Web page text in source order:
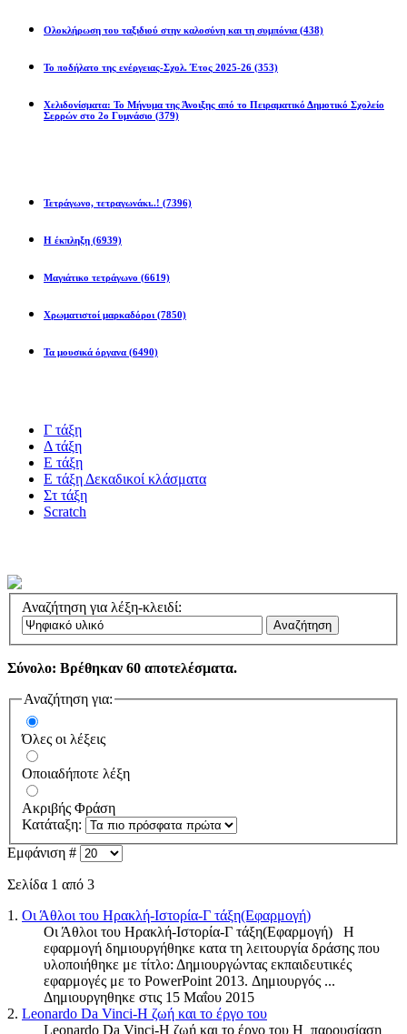
Ολοκλήρωση του ταξιδιού στην καλοσύνη και τη συμπόνια (438)
Το ποδήλατο της ενέργειας-Σχολ. Έτος 2025-26 (353)
Χελιδονίσματα: Το Μήνυμα της Άνοιξης από το Πειραματικό Δημοτικό Σχολείο
Σερρών στο 2ο Γυμνάσιο (379)
Τετράγωνο, τετραγωνάκι..! (7396)
Η έκπληξη (6939)
Μαγιάτικο τετράγωνο (6619)
Χρωματιστοί μαρκαδόροι (7850)
Τα μουσικά όργανα (6490)
Γ τάξη
Δ τάξη
Ε τάξη
Ε τάξη Δεκαδικοί κλάσματα
Στ τάξη
Scratch
Αναζήτηση για λέξη-κλειδί:
Αναζήτηση
Σύνολο: Βρέθηκαν 60 αποτελέσματα.
Αναζήτηση για:
Όλες οι λέξεις
Οποιαδήποτε λέξη
Ακριβής Φράση
Κατάταξη:
Εμφάνιση #
Σελίδα 1 από 3
1. Οι Άθλοι του Ηρακλή-Ιστορία-Γ τάξη(Εφαρμογή)
Οι Άθλοι του Ηρακλή-Ιστορία-Γ τάξη(Εφαρμογή) Η
εφαρμογή δημιουργήθηκε κατα τη λειτουργία δράσης που
υλοποιήθηκε με τίτλο: Δημιουργώντας εκπαιδευτικές
εφαρμογές με το PowerPoint 2013. Δημιουργός ...
Δημιουργηθηκε στις 15 Μαΐου 2015
2. Leonardo Da Vinci-Η ζωή και το έργο του
Leonardo Da Vinci-Η ζωή και το έργο του Η παρουσίαση